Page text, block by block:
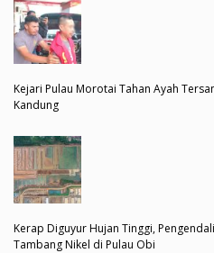
Kejari Pulau Morotai Tahan Ayah
Kandung
Kerap Diguyur Hujan Tinggi,
Tambang Nikel di Pulau Obi